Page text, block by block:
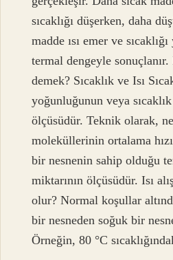
sıcaklığı düşerken, daha
madde ısı emer ve
termal dengeyle sonuçlanır.
demek? Sıcaklık ve Isı
yoğunluğunun veya
ölçüsüdür. Teknik olarak,
moleküllerinin ortalama
bir nesnenin sahip olduğu
miktarının ölçüsüdür. Isı
olur? Normal koşullar
bir nesneden soğuk bir
Örneğin, 80 °C